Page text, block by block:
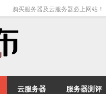
购买服务器及云服务器必上网站！
云服务器 服务器测评